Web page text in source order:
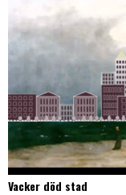
Vacker död stad